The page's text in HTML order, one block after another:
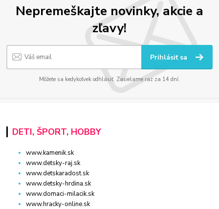
Nepremeškajte novinky, akcie a
zľavy!
Prihlásiť sa
Môžete sa kedykoľvek odhlásiť. Zasielame raz za 14 dní.
DETI, ŠPORT, HOBBY
www.kamenik.sk
www.detsky-raj.sk
www.detskaradost.sk
www.detsky-hrdina.sk
www.domaci-milacik.sk
www.hracky-online.sk